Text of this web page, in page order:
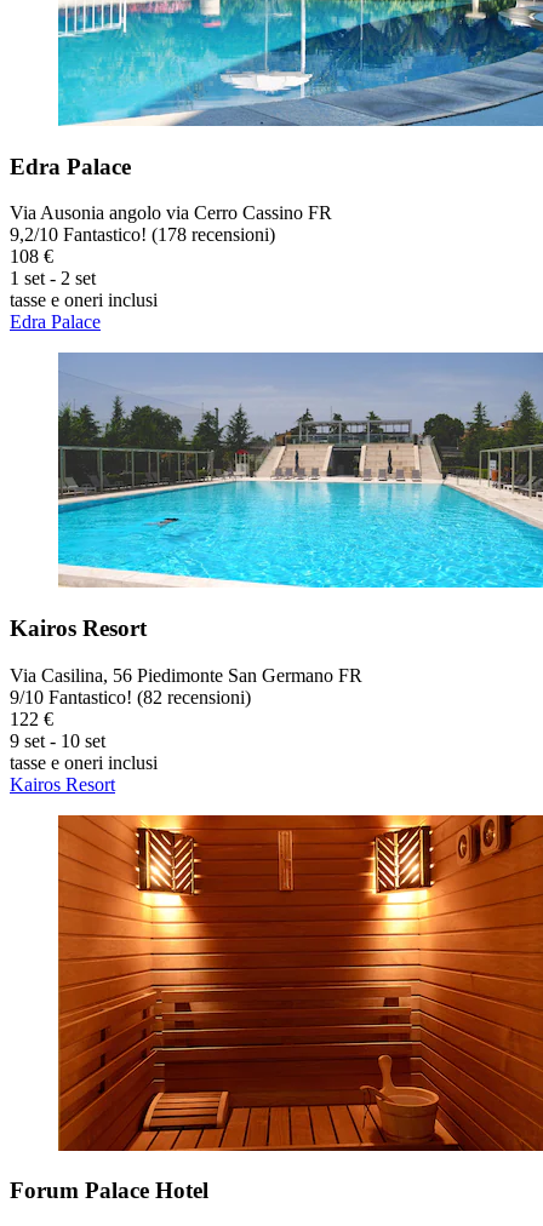
Edra Palace
Via Ausonia angolo via Cerro Cassino FR
9,2/10 Fantastico! (178 recensioni)
108 €
1 set - 2 set
tasse e oneri inclusi
Edra Palace
Kairos Resort
Via Casilina, 56 Piedimonte San Germano FR
9/10 Fantastico! (82 recensioni)
122 €
9 set - 10 set
tasse e oneri inclusi
Kairos Resort
Forum Palace Hotel